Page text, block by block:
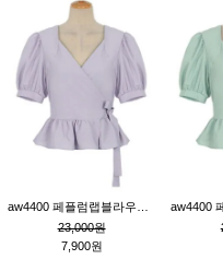
23,000원
7,900원